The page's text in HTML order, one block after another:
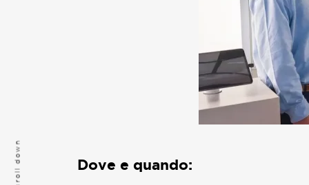
scroll down Dove e quando: